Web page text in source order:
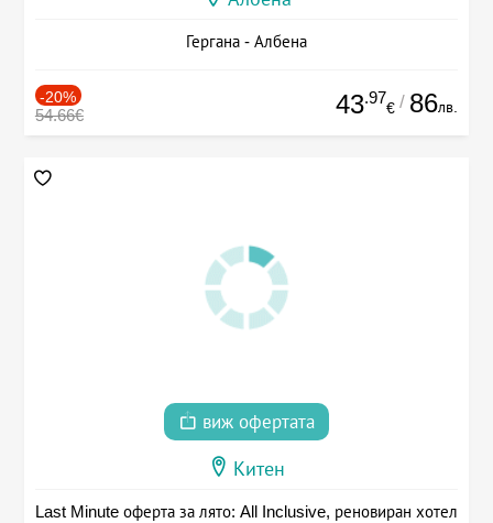
Гергана - Албена
-20%
54.66€ 43.97
€ / 86лв.
виж офертата
Китен
Last Minute оферта за лято: All Inclusive, реновиран хотел